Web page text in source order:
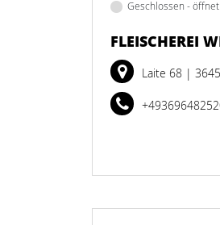
Geschlossen -
FLEISCHEREI
Laite 68 |